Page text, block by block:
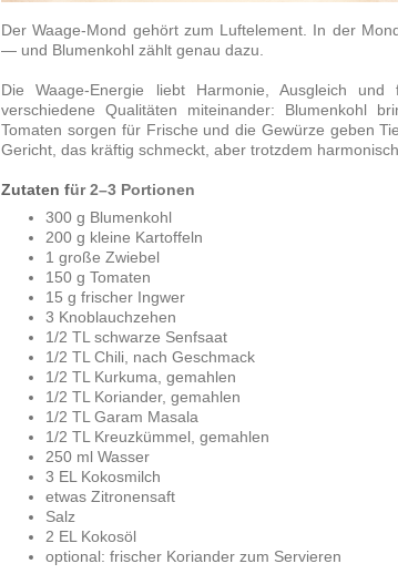
Der Waage-Mond gehört zum Luftelement. In der
— und Blumenkohl zählt genau dazu.
Die Waage-Energie liebt Harmonie, Ausgleich
verschiedene Qualitäten miteinander: Blumenkohl
Tomaten sorgen für Frische und die Gewürze geben
Gericht, das kräftig schmeckt, aber trotzdem
Zutaten für 2–3 Portionen
300 g Blumenkohl
200 g kleine Kartoffeln
1 große Zwiebel
150 g Tomaten
15 g frischer Ingwer
3 Knoblauchzehen
1/2 TL schwarze Senfsaat
1/2 TL Chili, nach Geschmack
1/2 TL Kurkuma, gemahlen
1/2 TL Koriander, gemahlen
1/2 TL Garam Masala
1/2 TL Kreuzkümmel, gemahlen
250 ml Wasser
3 EL Kokosmilch
etwas Zitronensaft
Salz
2 EL Kokosöl
optional: frischer Koriander zum Servieren